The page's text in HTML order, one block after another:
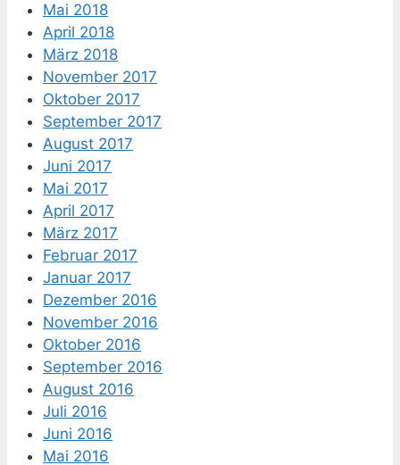
Mai 2018
April 2018
März 2018
November 2017
Oktober 2017
September 2017
August 2017
Juni 2017
Mai 2017
April 2017
März 2017
Februar 2017
Januar 2017
Dezember 2016
November 2016
Oktober 2016
September 2016
August 2016
Juli 2016
Juni 2016
Mai 2016